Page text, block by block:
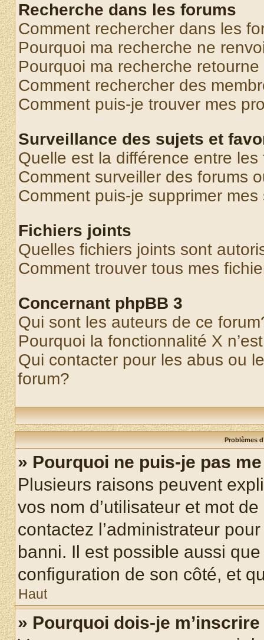
Recherche dans les forums
Comment rechercher dans les
Pourquoi ma recherche ne
Pourquoi ma recherche
Comment rechercher des
Comment puis-je trouver mes
Surveillance des sujets et
Quelle est la différence entre
Comment surveiller des forums
Comment puis-je supprimer
Fichiers joints
Quelles fichiers joints sont
Comment trouver tous mes
Concernant phpBB 3
Qui sont les auteurs de ce
Pourquoi la fonctionnalité X
Qui contacter pour les abus ou
forum?
Problèmes
» Pourquoi ne puis-je pas
Plusieurs raisons peuvent
vos nom d’utilisateur et mot
contactez l’administrateur
banni. Il est possible aussi
configuration de son côté, et
Haut
» Pourquoi dois-je